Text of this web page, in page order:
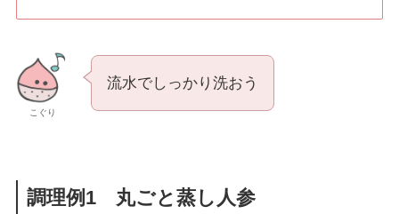
こぐり
流水でしっかり洗おう
調理例1 丸ごと蒸し人参